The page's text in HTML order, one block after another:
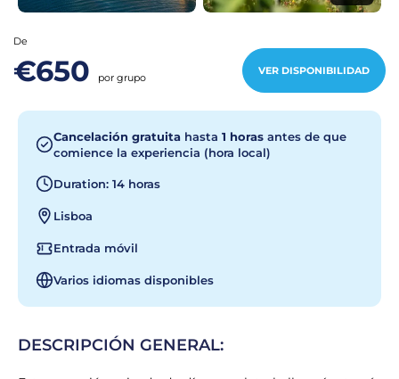
De
€650 por grupo
VER DISPONIBILIDAD
Cancelación gratuita hasta 1 horas antes de que
comience la experiencia (hora local)
Duration: 14 horas
Lisboa
Entrada móvil
Varios idiomas disponibles
DESCRIPCIÓN GENERAL: